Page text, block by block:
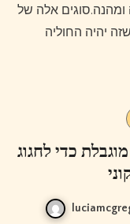
אלה של
כדי לחגוג